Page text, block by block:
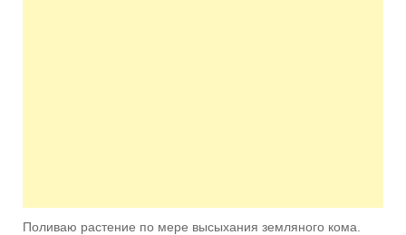
Поливаю растение по мере высыхания земляного кома.